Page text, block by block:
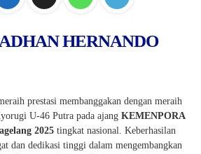
HERNANDO
prestasi membanggakan dengan meraih
U-46 Putra pada ajang KEMENPORA
2025 tingkat nasional. Keberhasilan
dan dedikasi tinggi dalam mengembangkan